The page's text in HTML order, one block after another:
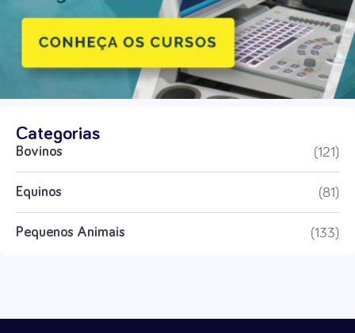
Categorias
Bovinos (121)
Equinos (81)
Pequenos Animais (133)